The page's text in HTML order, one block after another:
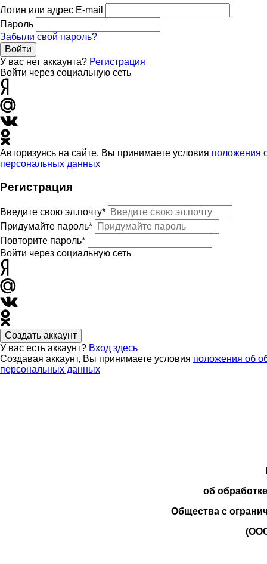
Логин или адрес E-mail
Пароль
Забыли свой пароль?
Войти
У вас нет аккаунта? Регистрация
Войти через социальную сеть
Авторизуясь на сайте, Вы принимаете условия положения
персональных данных
Регистрация
Введите свою эл.почту*
Придумайте пароль*
Повторите пароль*
Войти через социальную сеть
Создать аккаунт
У вас есть аккаунт? Вход здесь
Создавая аккаунт, Вы принимаете условия положения об
персональных данных
об
Общества с